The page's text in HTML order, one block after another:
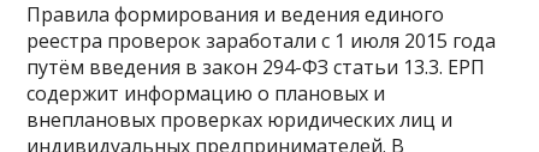
Правила формирования и ведения единого
реестра проверок заработали с 1 июля 2015 года
путём введения в закон 294-ФЗ статьи 13.3. ЕРП
содержит информацию о плановых и
внеплановых проверках юридических лиц и
индивидуальных предпринимателей. В